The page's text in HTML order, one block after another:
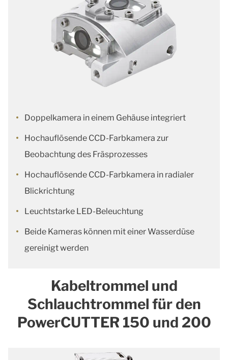
Doppelkamera in einem Gehäuse integriert
Hochauflösende CCD-Farbkamera zur
Beobachtung des Fräsprozesses
Hochauflösende CCD-Farbkamera in radialer
Blickrichtung
Leuchtstarke LED-Beleuchtung
Beide Kameras können mit einer Wasserdüse
gereinigt werden
Kabeltrommel und
Schlauchtrommel für den
PowerCUTTER 150 und 200